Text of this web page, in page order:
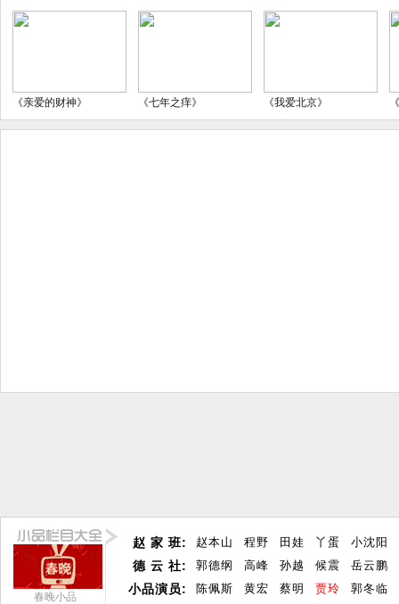
《亲爱的财神》 《七年之痒》 《我爱北京》
春晚小品
赵 家 班:
德 云 社:
小品演员:
赵本山 程野 田娃 丫蛋
小沈阳
郭德纲
高峰 孙越 候震
岳云鹏
陈佩斯
黄宏 蔡明 贾玲
郭冬临